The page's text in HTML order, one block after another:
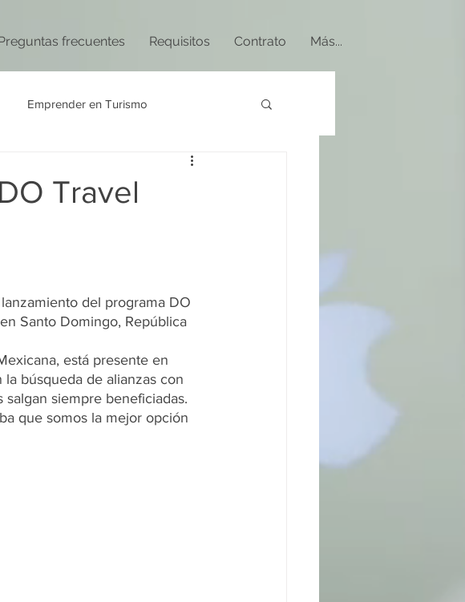
frecuentes Requisitos Contrato Más...
Emprender en Turismo
Travel
del programa DO
Santo Domingo, República
está presente en
búsqueda de alianzas con
siempre beneficiadas.
que somos la mejor opción